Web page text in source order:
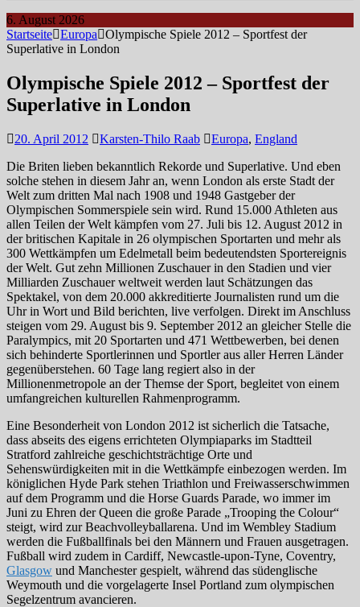
6. August 2026
Startseite Europa
Olympische Spiele 2012 – Sportfest der
Superlative in London
Olympische Spiele 2012 – Sportfest der
Superlative in London
20. April 2012 Karsten-Thilo Raab Europa, England
Die Briten lieben bekanntlich Rekorde und Superlative. Und eben
solche stehen in diesem Jahr an, wenn London als erste Stadt der
Welt zum dritten Mal nach 1908 und 1948 Gastgeber der
Olympischen Sommerspiele sein wird. Rund 15.000 Athleten aus
allen Teilen der Welt kämpfen vom 27. Juli bis 12. August 2012 in
der britischen Kapitale in 26 olympischen Sportarten und mehr als
300 Wettkämpfen um Edelmetall beim bedeutendsten Sportereignis
der Welt. Gut zehn Millionen Zuschauer in den Stadien und vier
Milliarden Zuschauer weltweit werden laut Schätzungen das
Spektakel, von dem 20.000 akkreditierte Journalisten rund um die
Uhr in Wort und Bild berichten, live verfolgen. Direkt im Anschluss
steigen vom 29. August bis 9. September 2012 an gleicher Stelle die
Paralympics, mit 20 Sportarten und 471 Wettbewerben, bei denen
sich behinderte Sportlerinnen und Sportler aus aller Herren Länder
gegenüberstehen. 60 Tage lang regiert also in der
Millionenmetropole an der Themse der Sport, begleitet von einem
umfangreichen kulturellen Rahmenprogramm.
Eine Besonderheit von London 2012 ist sicherlich die Tatsache,
dass abseits des eigens errichteten Olympiaparks im Stadtteil
Stratford zahlreiche geschichtsträchtige Orte und
Sehenswürdigkeiten mit in die Wettkämpfe einbezogen werden. Im
königlichen Hyde Park stehen Triathlon und Freiwasserschwimmen
auf dem Programm und die Horse Guards Parade, wo immer im
Juni zu Ehren der Queen die große Parade „Trooping the Colour“
steigt, wird zur Beachvolleyballarena. Und im Wembley Stadium
werden die Fußballfinals bei den Männern und Frauen ausgetragen.
Fußball wird zudem in Cardiff, Newcastle-upon-Tyne, Coventry,
Glasgow und Manchester gespielt, während das südenglische
Weymouth und die vorgelagerte Insel Portland zum olympischen
Segelzentrum avancieren.